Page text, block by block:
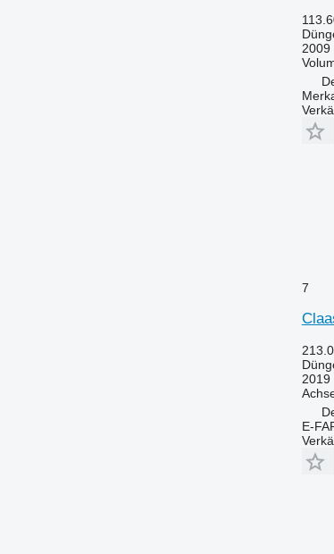
2009
7
2019
E-